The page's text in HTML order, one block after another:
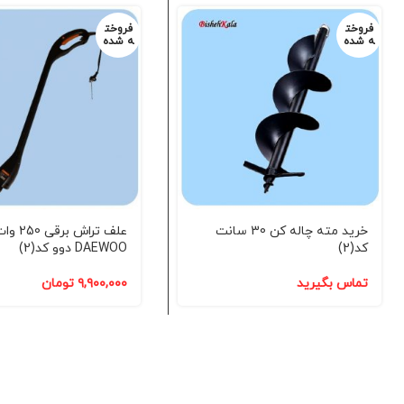
فروخت
ه شده
خرید مته چاله کن 30 سانت
کد(2)
تماس بگیرید
فروخت
ه شده
علف تراش
DAEWOO دوو کد(2)
۹,۹۰۰,۰۰۰ تومان